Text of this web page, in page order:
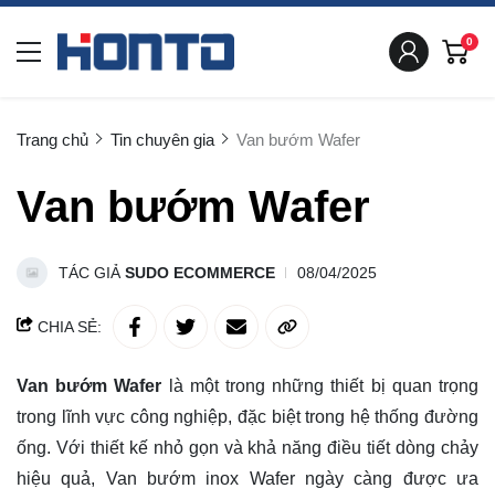
0
Trang chủ Tin chuyên gia Van bướm Wafer
Van bướm Wafer
TÁC GIẢ SUDO ECOMMERCE 08/04/2025
CHIA SẺ:
Van bướm Wafer là một trong những thiết bị quan trọng
trong lĩnh vực công nghiệp, đặc biệt trong hệ thống đường
ống. Với thiết kế nhỏ gọn và khả năng điều tiết dòng chảy
hiệu quả, Van bướm inox Wafer ngày càng được ưa